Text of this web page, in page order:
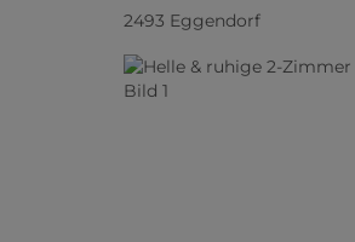
2493 Eggendorf